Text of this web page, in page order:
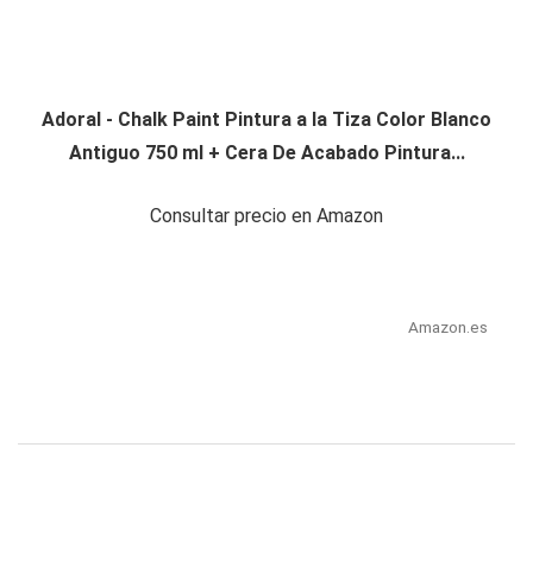
Adoral - Chalk Paint Pintura a la Tiza Color Blanco
Antiguo 750 ml + Cera De Acabado Pintura...
Consultar precio en Amazon
Amazon.es